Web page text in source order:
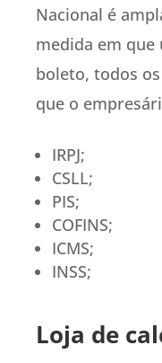
Nacional é
medida em
boleto, todos
que o
IRPJ;
CSLL;
PIS;
COFINS;
ICMS;
INSS;
Loja de